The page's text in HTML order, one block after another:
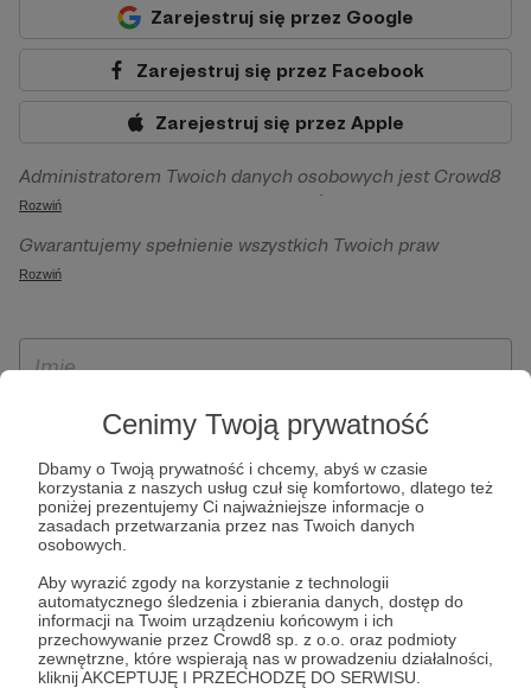
Cenimy Twoją prywatność
Dbamy o Twoją prywatność i chcemy, abyś w czasie
korzystania z naszych usług czuł się komfortowo, dlatego też
poniżej prezentujemy Ci najważniejsze informacje o
zasadach przetwarzania przez nas Twoich danych
osobowych.
Aby wyrazić zgody na korzystanie z technologii
automatycznego śledzenia i zbierania danych, dostęp do
informacji na Twoim urządzeniu końcowym i ich
przechowywanie przez Crowd8 sp. z o.o. oraz podmioty
zewnętrzne, które wspierają nas w prowadzeniu działalności,
kliknij AKCEPTUJĘ I PRZECHODZĘ DO SERWISU.
Zarejestruj się przez Google
Zarejestruj się przez Facebook
Zarejestruj się przez Apple
Administratorem Twoich danych osobowych jest Crowd8
sp. z o.o. z siedziba w Warszawie, ul. Żwirki i Wigury 16, 02-
092 Warszawa. Twoje dane osobowe będą przetwarzane w
szczególności w celu wykonania umowy zawartej z Tobą, w
Patronite.pl, w tym możliwości dokonywania oraz
otrzymywania wsparcia na naszej platformie oraz
Rozwiń
Gwarantujemy spełnienie wszystkich Twoich praw
wynikających z ogólnego rozporządzenia o ochronie
ich przenoszenia, niepodlegania zautomatyzowanemu
wyrażenia sprzeciwu wobec przetwarzania Twoich danych
osobowych. Rejestracja dla osób niepełnoletnich możliwa
jest po przekazaniu podpisanego formularza "Zgodna na
założenie konta przez osobę niepełnoletnią", formularz
dostępny jest na stronie regulaminu Patronite.pl.
Rozwiń